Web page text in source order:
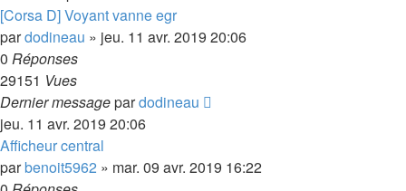
[Corsa D] Voyant vanne egr
pardodineau » jeu. 11 avr. 2019 20:06
0 Réponses
29151 Vues
Dernier messagepardodineau
jeu. 11 avr. 2019 20:06
Afficheur central
parbenoit5962 » mar. 09 avr. 2019 16:22